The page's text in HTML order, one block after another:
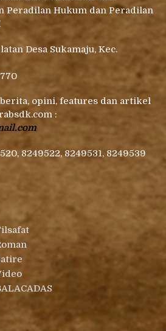
Peradilan Hukum dan Peradilan
Desa Sukamaju, Kec.
opini, features dan artikel
:
8249522, 8249531, 8249539